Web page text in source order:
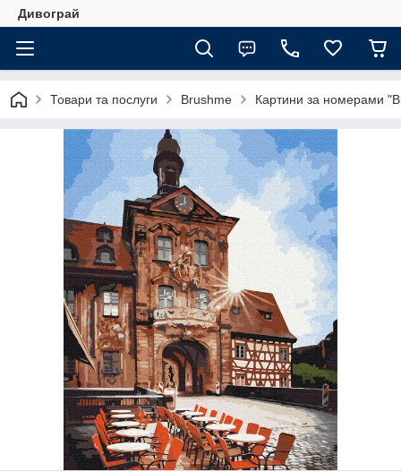
Дивограй
Товари та послуги Brushme Картини за номерами